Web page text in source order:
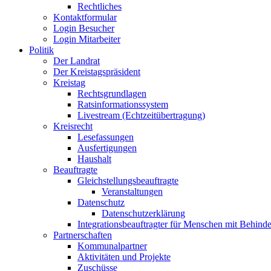
Rechtliches
Kontaktformular
Login Besucher
Login Mitarbeiter
Politik
Der Landrat
Der Kreistagspräsident
Kreistag
Rechtsgrundlagen
Ratsinformationssystem
Livestream (Echtzeitübertragung)
Kreisrecht
Lesefassungen
Ausfertigungen
Haushalt
Beauftragte
Gleichstellungsbeauftragte
Veranstaltungen
Datenschutz
Datenschutzerklärung
Integrationsbeauftragter für Menschen mit
Partnerschaften
Kommunalpartner
Aktivitäten und Projekte
Zuschüsse